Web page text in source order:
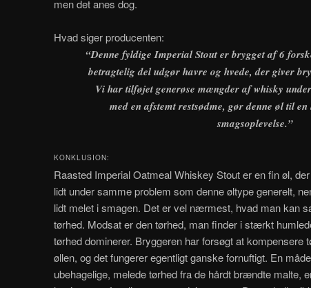
men det anes dog.
Hvad siger producenten:
“Denne fyldige Imperial Stout er brygget af 6
betragtelig del udgør havre og hvede, der giver
Vi har tilføjet generøse mængder af whisky
med en afstemt restsødme, gør denne øl til
smagsoplevelse.”
KONKLUSION:
Raasted Imperial Oatmeal Whiskey Stout er en fin øl,
lidt under samme problem som denne øltype generelt,
lidt melet i smagen. Det er vel nærmest, hvad man kan
tørhed. Modsat er den tørhed, man finder i stærkt
tørhed dominerer. Bryggeren har forsøgt at kompensere
øllen, og det fungerer egentligt ganske fornuftigt. En
ubehagelige, melede tørhed fra de hårdt brændte malte,